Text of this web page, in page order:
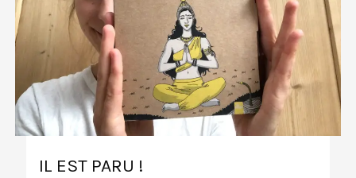
IL EST PARU !